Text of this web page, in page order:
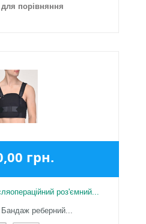
порівняння
грн.
роз'ємний...
реберний...